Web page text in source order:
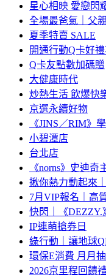
星心相映 愛戀閃
全場最爸氣｜父
夏季特賣 SALE
開通行動Q卡好
Q卡友點數加碼贈
大健康時代
炒熱生活 飲爆快
京選永續好物
《JINS／RIM》
小碧潭店
台北店
《norns》史迪
揪你熱力動起來
7月VIP報名｜高
快閃｜《DEZZY.
IP連萌搶券日
綠行動｜讓地球
環保E消費 月月
2026京里程回饋